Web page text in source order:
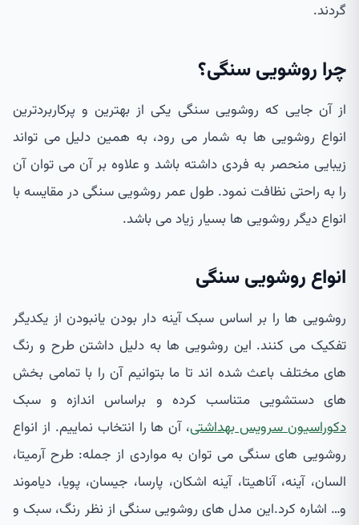
گردند.
چرا روشویی سنگی؟
از آن جایی که روشویی سنگی یکی از بهترین و پرکاربردترین
انواع روشویی ها به شمار می رود، به همین دلیل می تواند
زیبایی منحصر به فردی داشته باشد و علاوه بر آن می توان آن
را به راحتی نظافت نمود. طول عمر روشویی سنگی در مقایسه با
انواع دیگر روشویی ها بسیار زیاد می باشد.
انواع روشویی سنگی
روشویی ها را بر اساس سبک آینه دار بودن یانبودن از یکدیگر
تفکیک می کنند. این روشویی ها به دلیل داشتن طرح و رنگ
های مختلف باعث شده اند تا ما بتوانیم آن را با تمامی بخش
های دستشویی متناسب کرده و براساس اندازه و سبک
دکوراسیون سرویس بهداشتی، آن ها را انتخاب نماییم. از انواع
روشویی های سنگی می توان به مواردی از جمله: طرح آرمیتا،
السان، آینه، آناهیتا، آینه اشکان، پارسا، جیسان، پویا، دیاموند
و… اشاره کرد.این مدل های روشویی سنگی از نظر رنگ، سبک و